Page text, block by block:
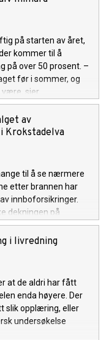
på starten av året,
kommer til å
på over 50 prosent. –
før i sommer, og
være, sier
i Tryg Forsikring.
av
Krokstadelva
til å se nærmere
etter brannen har
innboforsikringer.
dekningen på
i livredning
at de aldri har fått
enda høyere. Der
slik opplæring, eller
undersøkelse